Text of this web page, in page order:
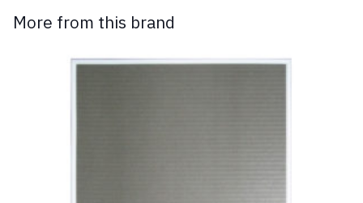
More from this brand